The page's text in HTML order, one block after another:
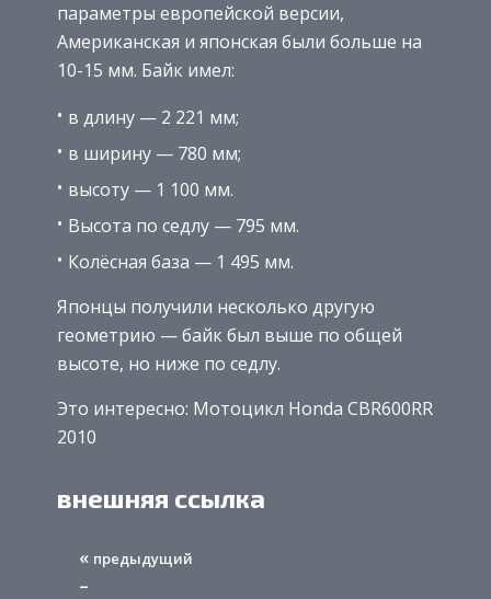
параметры европейской версии,
Американская и японская были больше на
10-15 мм. Байк имел:
в длину — 2 221 мм;
в ширину — 780 мм;
высоту — 1 100 мм.
Высота по седлу — 795 мм.
Колёсная база — 1 495 мм.
Японцы получили несколько другую
геометрию — байк был выше по общей
высоте, но ниже по седлу.
Это интересно: Мотоцикл Honda CBR600RR
2010
внешняя ссылка
« предыдущий
–